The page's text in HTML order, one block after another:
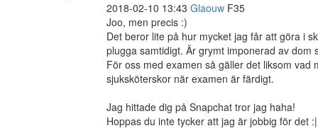
2018-02-10 13:43 Glaouw F35
Joo, men precis :)
Det beror lite på hur mycket jag får att göra i
plugga samtidigt. Är grymt imponerad av
För oss med examen så gäller det liksom
sjuksköterskor när examen är färdigt.
Jag hittade dig på Snapchat tror jag haha!
Hoppas du inte tycker att jag är jobbig för det :|